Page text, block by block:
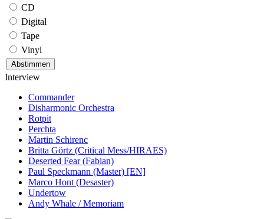
CD
Digital
Tape
Vinyl
Interview
Commander
Disharmonic Orchestra
Rotpit
Perchta
Martin Schirenc
Britta Görtz (Critical Mess/HIRAES)
Deserted Fear (Fabian)
Paul Speckmann (Master) [EN]
Marco Hont (Desaster)
Undertow
Andy Whale / Memoriam